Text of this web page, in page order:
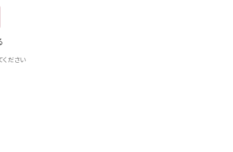
ださい